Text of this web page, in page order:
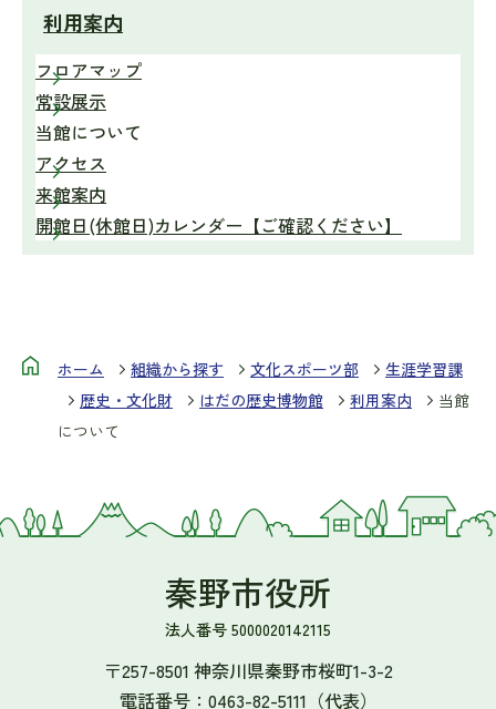
利用案内
フロアマップ
常設展示
当館について
アクセス
来館案内
開館日(休館日)カレンダー【ご確認ください】
ホーム 組織から探す 文化スポーツ部
生涯学習課
歴史・文化財
はだの歴史博物館 利用案内
当館
について
秦野市役所
法人番号 5000020142115
〒257-8501 神奈川県秦野市桜町1-3-2
電話番号： 0463-82-5111 （代表）